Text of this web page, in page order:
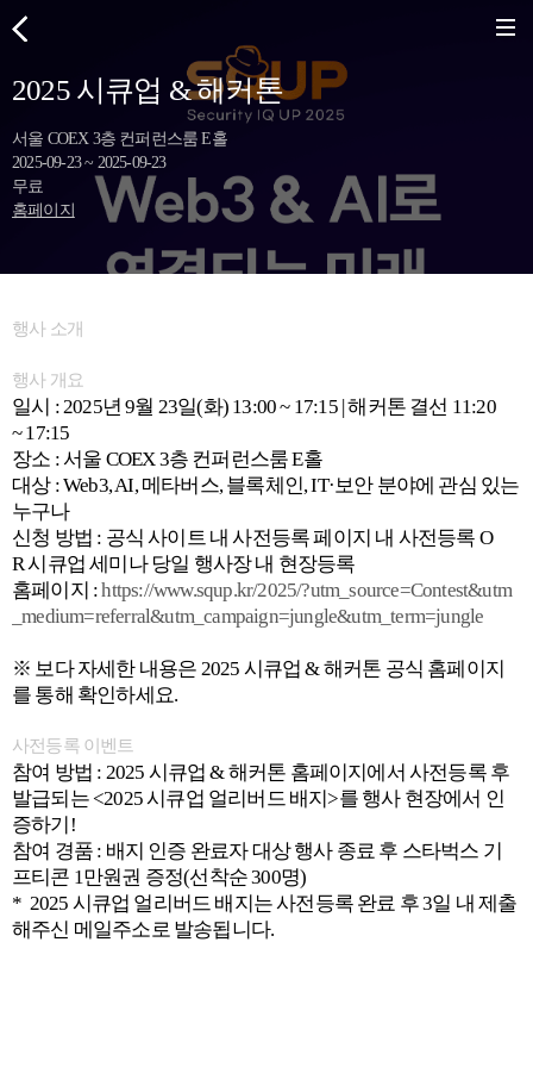
2025 시큐업 & 해커톤
서울 COEX 3층 컨퍼런스룸 E홀
2025-09-23 ~ 2025-09-23
무료
홈페이지
행사 소개
행사 개요
일시 : 2025년 9월 23일(화) 13:00 ~ 17:15 | 해커톤 결선 11:20
~ 17:15
장소 : 서울 COEX 3층 컨퍼런스룸 E홀
대상 : Web3, AI, 메타버스, 블록체인, IT·보안 분야에 관심 있는
누구나
신청 방법 : 공식 사이트 내 사전등록 페이지 내 사전등록 O
R 시큐업 세미나 당일 행사장 내 현장등록
홈페이지 :https://www.squp.kr/2025/?utm_source=Contest&utm
_medium=referral&utm_campaign=jungle&utm_term=jungle
※ 보다 자세한 내용은 2025 시큐업 & 해커톤 공식 홈페이지
를 통해 확인하세요.
사전등록 이벤트
참여 방법 : 2025 시큐업 & 해커톤 홈페이지에서 사전등록 후
발급되는 <2025 시큐업 얼리버드 배지>를 행사 현장에서 인
증하기!
참여 경품 : 배지 인증 완료자 대상 행사 종료 후 스타벅스 기
프티콘 1만원권 증정(선착순 300명)
* 2025 시큐업 얼리버드 배지는 사전등록 완료 후 3일 내 제출
해주신 메일주소로 발송됩니다.